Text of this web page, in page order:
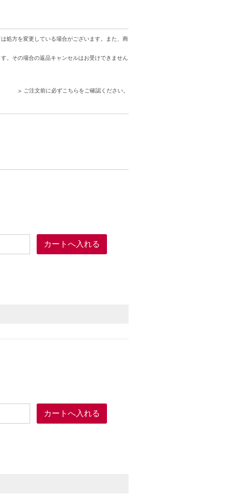
処方を変更している場合がございます。また、商
。その場合の返品キャンセルはお受けできません
ご注文前に必ずこちらをご確認ください。